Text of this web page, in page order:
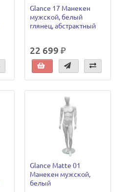
Glance 17 Манекен
мужской, белый
глянец, абстрактный
22 699 ₽
Glance Matte 01
Манекен мужской,
белый